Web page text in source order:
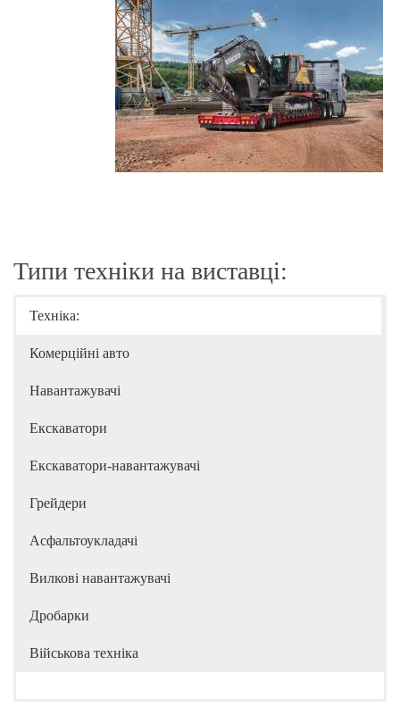
Типи техніки на виставці:
Техніка:
Комерційні авто
Навантажувачі
Екскаватори
Екскаватори-навантажувачі
Грейдери
Асфальтоукладачі
Вилкові навантажувачі
Дробарки
Військова техніка